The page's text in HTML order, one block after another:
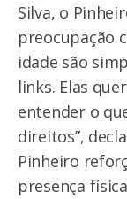
Silva, o
preocupação
idade são
links. Elas
entender o
direitos”,
Pinheiro
presença